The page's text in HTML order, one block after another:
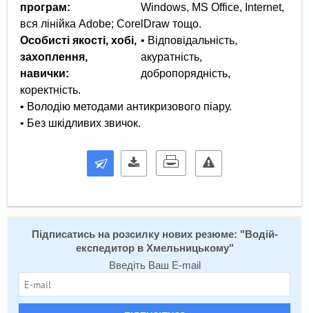
програм:
Windows, MS Office, Internet,
вся лінійка Adobe; CorelDraw тощо.
Особисті якості, хобі,
захоплення,
навички:
• Відповідальність,
акуратність,
добропорядність,
коректність.
• Володію методами антикризового піару.
Підписатись на розсилку нових резюме: " Водій-
експедитор в Хмельницькому"
Введіть Ваш E-mail